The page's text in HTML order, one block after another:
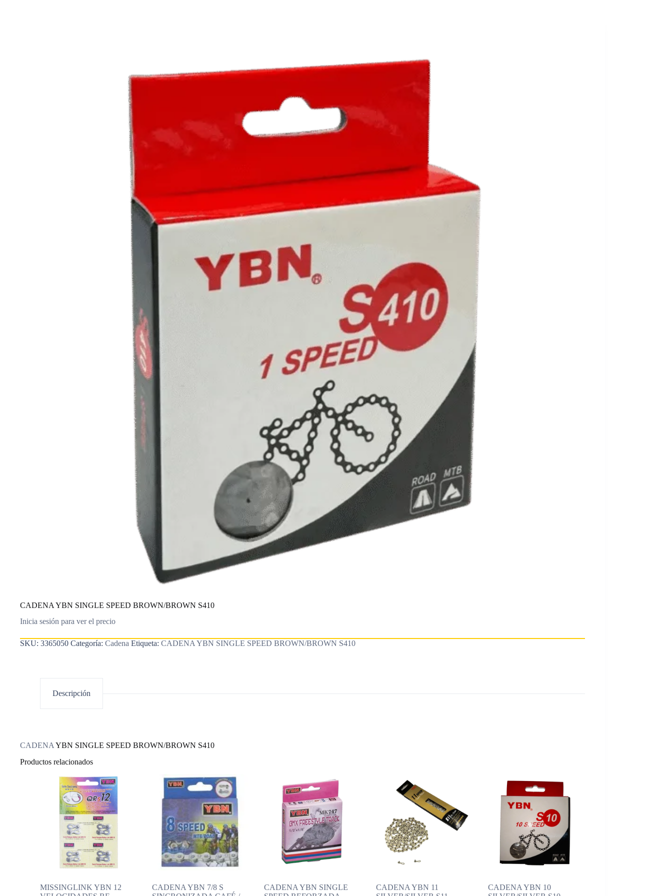
CADENA YBN SINGLE SPEED BROWN/BROWN S410
Inicia sesión para ver el precio
SKU: 3365050 Categoría: Cadena Etiqueta: CADENA YBN SINGLE SPEED BROWN/BROWN S410
Descripción
CADENA YBN SINGLE SPEED BROWN/BROWN S410
Productos relacionados
MISSINGLINK YBN 12
CADENA YBN 7/8 S
CADENA YBN SINGLE
CADENA YBN 11
CADENA YBN 10